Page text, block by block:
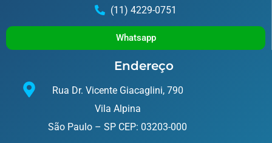
(11) 4229-0751
Whatsapp
Endereço
Rua Dr. Vicente Giacaglini, 790
Vila Alpina
São Paulo – SP CEP: 03203-000